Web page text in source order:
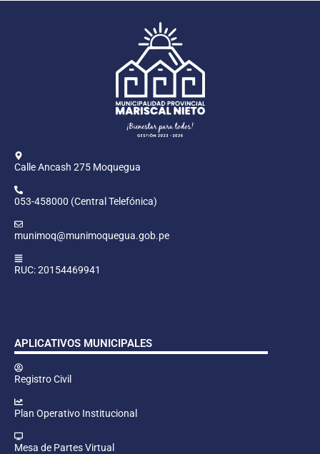
Calle Ancash 275 Moquegua
053-458000 (Central Telefónica)
munimoq@munimoquegua.gob.pe
RUC: 20154469941
APLICATIVOS MUNICIPALES
Registro Civil
Plan Operativo Institucional
Mesa de Partes Virtual